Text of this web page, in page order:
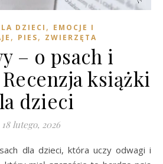
DZIECI , EMOCJE I
, PIES, ZWIERZĘTA
– o psach i
książki
dzieci
18 lutego, 2026